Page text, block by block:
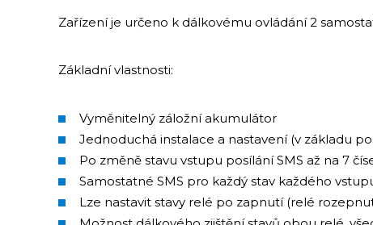
Zařízení je určeno k dálkovému ovládání 2
Základní vlastnosti:
Vyměnitelný záložní akumulátor
Jednoduchá instalace a nastavení (v základu
Po změně stavu vstupu posílání SMS až na 7
Samostatné SMS pro každý stav každého
Lze nastavit stavy relé po zapnutí (relé